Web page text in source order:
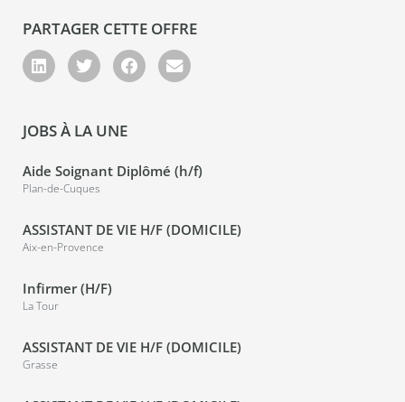
PARTAGER CETTE OFFRE
JOBS À LA UNE
Aide Soignant Diplômé (h/f)
Plan-de-Cuques
ASSISTANT DE VIE H/F (DOMICILE)
Aix-en-Provence
Infirmer (H/F)
La Tour
ASSISTANT DE VIE H/F (DOMICILE)
Grasse